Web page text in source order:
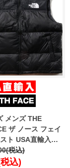
メンズ THE
ザ ノース フェイ
ト USA直輸入
税込)
込)